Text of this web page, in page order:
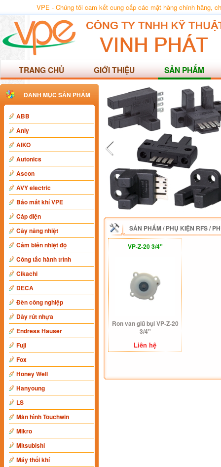
VPE - Chúng tôi cam kết cung cấp các mặt hàng chính hãng,
TRANG CHỦ GIỚI THIỆU SẢN PHẨM
DANH MỤC SẢN PHẨM
ABB
Anly
AIKO
Autonics
Ascon
AVY electric
Báo mất khí VPE
Cáp điện
Cây nâng nhiệt
Cảm biến nhiệt độ
Công tắc hành trình
Cikachi
DECA
Đèn công nghiệp
Dây rút nhựa
Endress Hauser
Fuji
Fox
Honey Well
Hanyoung
LS
Màn hình Touchwin
Mikro
Mitsubishi
Máy thổi khí
SẢN PHẨM/PHỤ KIỆN RFS/
VP-Z-20 3/4"
Ron van giũ bụi VP-Z-20
3/4"
Liên hệ